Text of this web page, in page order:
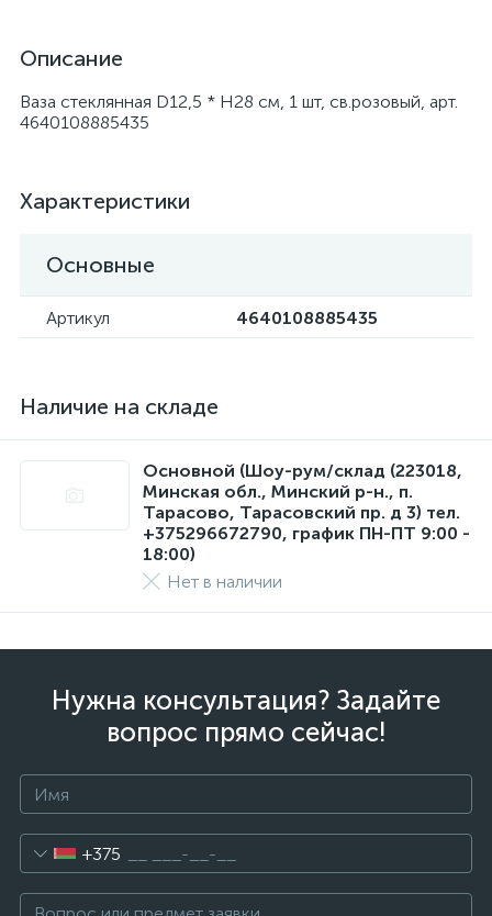
Описание
Ваза стеклянная D12,5 * H28 см, 1 шт, св.розовый, арт.
4640108885435
Характеристики
Основные
Артикул 4640108885435
Наличие на складе
Основной (Шоу-рум/склад (223018,
Минская обл., Минский р-н., п.
Тарасово, Тарасовский пр. д 3) тел.
+375296672790, график ПН-ПТ 9:00 -
18:00)
Нет в наличии
Нужна консультация? Задайте
вопрос прямо сейчас!
+375